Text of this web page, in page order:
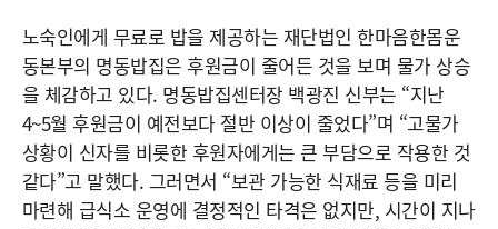
노숙인에게 무료로 밥을 제공하는 재단법인 한마음한몸운
동본부의 명동밥집은 후원금이 줄어든 것을 보며 물가 상승
을 체감하고 있다. 명동밥집센터장 백광진 신부는 “지난
4~5월 후원금이 예전보다 절반 이상이 줄었다”며 “고물가
상황이 신자를 비롯한 후원자에게는 큰 부담으로 작용한 것
같다”고 말했다. 그러면서 “보관 가능한 식재료 등을 미리
마련해 급식소 운영에 결정적인 타격은 없지만, 시간이 지나